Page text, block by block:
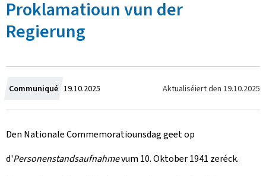
Proklamatioun vun der
Regierung
Communiqué C
r
e
a
19.10.2025 Aktualiséiert den 19.10.2025
Den Nationale Commemoratiounsdag geet op
d'Personenstandsaufnahmevum 10. Oktober 1941 zeréck.